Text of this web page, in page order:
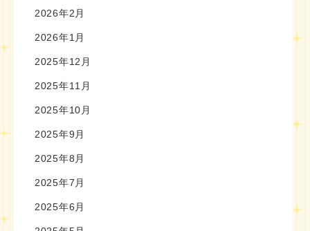
2026年2月
2026年1月
2025年12月
2025年11月
2025年10月
2025年9月
2025年8月
2025年7月
2025年6月